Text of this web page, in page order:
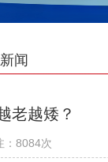
闻
老越矮？
：8084次